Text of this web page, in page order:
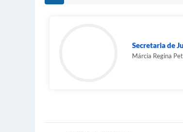
Secretaria de
Márcia Regina